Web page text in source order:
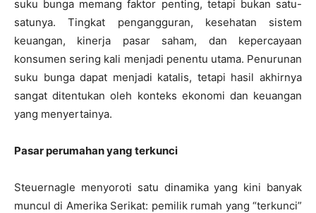
suku bunga memang faktor penting, tetapi bukan satu-
satunya. Tingkat pengangguran, kesehatan sistem
keuangan, kinerja pasar saham, dan kepercayaan
konsumen sering kali menjadi penentu utama. Penurunan
suku bunga dapat menjadi katalis, tetapi hasil akhirnya
sangat ditentukan oleh konteks ekonomi dan keuangan
yang menyertainya.
Pasar perumahan yang terkunci
Steuernagle menyoroti satu dinamika yang kini banyak
muncul di Amerika Serikat: pemilik rumah yang “terkunci”